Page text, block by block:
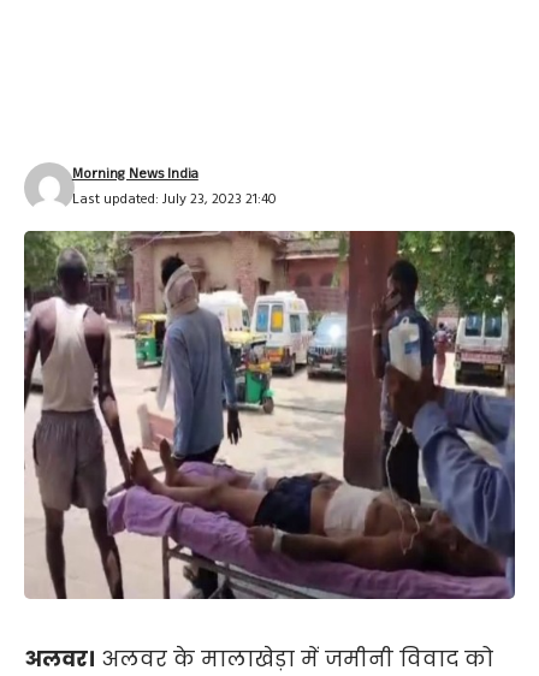
Last updated: July 23, 2023 21:40
Morning News India
अलवर। अलवर के मालाखेड़ा में जमीनी विवाद को